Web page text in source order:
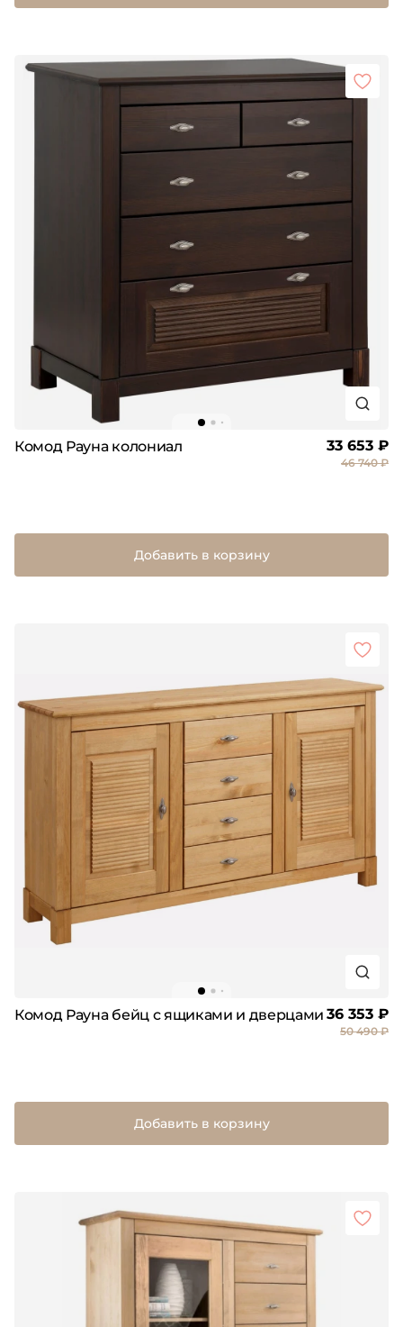
Комод Рауна колониал 33 653 ₽
46 740 ₽
Добавить в корзину
Комод Рауна бейц с ящиками и дверцами 36 353 ₽
50 490 ₽
Добавить в корзину